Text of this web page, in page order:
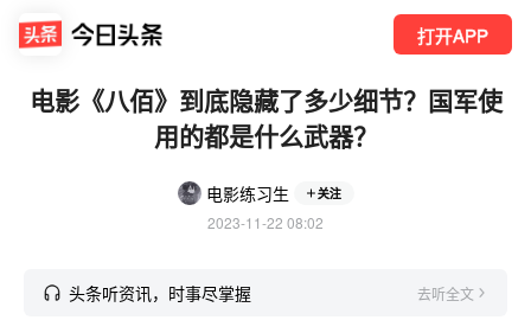
打开APP
电影《八佰》到底隐藏了多少细节？国军使
用的都是什么武器？
电影练习生 关注
2023-11-22 08:02
头条听资讯，时事尽掌握 去听全文